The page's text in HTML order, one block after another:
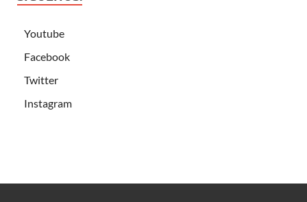
Youtube
Facebook
Twitter
Instagram